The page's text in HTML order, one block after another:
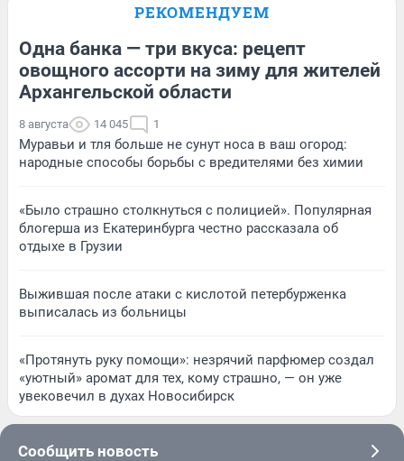
РЕКОМЕНДУЕМ
Одна банка — три вкуса: рецепт
овощного ассорти на зиму для жителей
Архангельской области
8 августа 14 045 1
Муравьи и тля больше не сунут носа в ваш огород:
народные способы борьбы с вредителями без химии
«Было страшно столкнуться с полицией». Популярная
блогерша из Екатеринбурга честно рассказала об
отдыхе в Грузии
Выжившая после атаки с кислотой петербурженка
выписалась из больницы
«Протянуть руку помощи»: незрячий парфюмер создал
«уютный» аромат для тех, кому страшно, — он уже
увековечил в духах Новосибирск
Сообщить новость